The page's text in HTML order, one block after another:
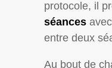
protocole, il
séances
entre deux
Au bout de